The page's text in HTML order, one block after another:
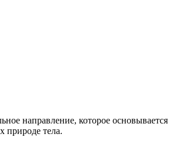
направление, которое
природе тела.